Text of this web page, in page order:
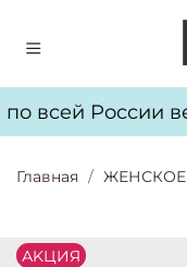
всей России
Главная ЖЕНСКОЕ
АKЦИЯ